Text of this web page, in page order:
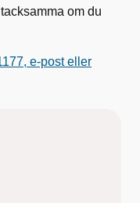
om du
e-post eller